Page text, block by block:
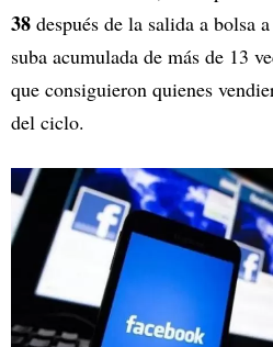
38 después de la salida a bolsa
suba acumulada de más de 13
que consiguieron quienes
del ciclo.